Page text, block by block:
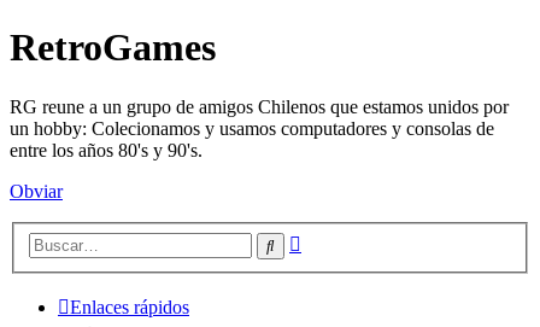
RetroGames
RG reune a un grupo de amigos Chilenos que estamos unidos por
un hobby: Colecionamos y usamos computadores y consolas de
entre los años 80's y 90's.
Obviar
Buscar
Enlaces rápidos